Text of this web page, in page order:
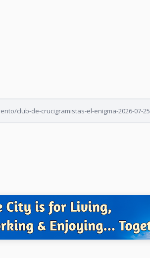
club-de-crucigramistas-el-enigma-2026-07-25